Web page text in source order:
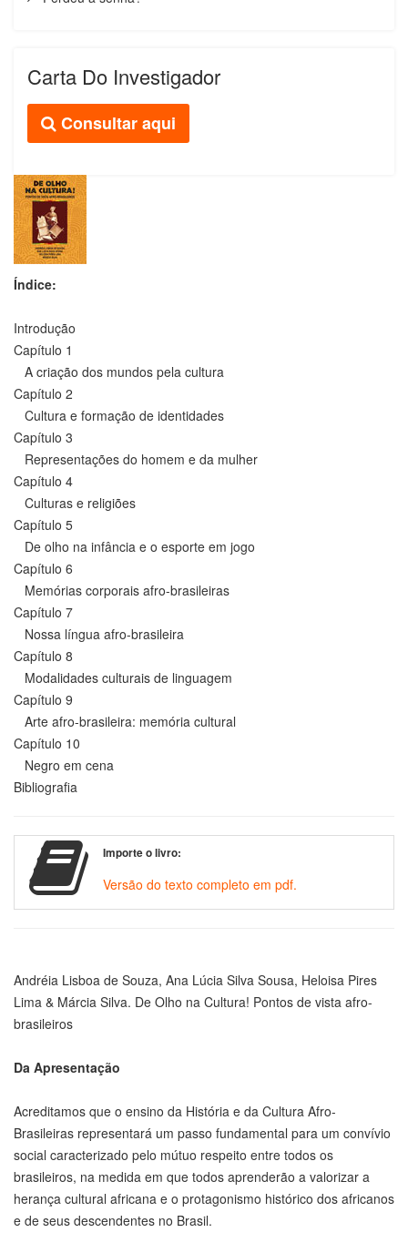
Carta Do Investigador
Consultar aqui
Índice:
Introdução
Capítulo 1
A criação dos mundos pela cultura
Capítulo 2
Cultura e formação de identidades
Capítulo 3
Representações do homem e da mulher
Capítulo 4
Culturas e religiões
Capítulo 5
De olho na infância e o esporte em jogo
Capítulo 6
Memórias corporais afro-brasileiras
Capítulo 7
Nossa língua afro-brasileira
Capítulo 8
Modalidades culturais de linguagem
Capítulo 9
Arte afro-brasileira: memória cultural
Capítulo 10
Negro em cena
Bibliografia
Importe o livro:
Versão do texto completo em pdf.
Andréia Lisboa de Souza, Ana Lúcia Silva Sousa, Heloisa Pires
Lima & Márcia Silva. De Olho na Cultura! Pontos de vista afro-
brasileiros
Da Apresentação
Acreditamos que o ensino da História e da Cultura Afro-
Brasileiras representará um passo fundamental para um convívio
social caracterizado pelo mútuo respeito entre todos os
brasileiros, na medida em que todos aprenderão a valorizar a
herança cultural africana e o protagonismo histórico dos africanos
e de seus descendentes no Brasil.